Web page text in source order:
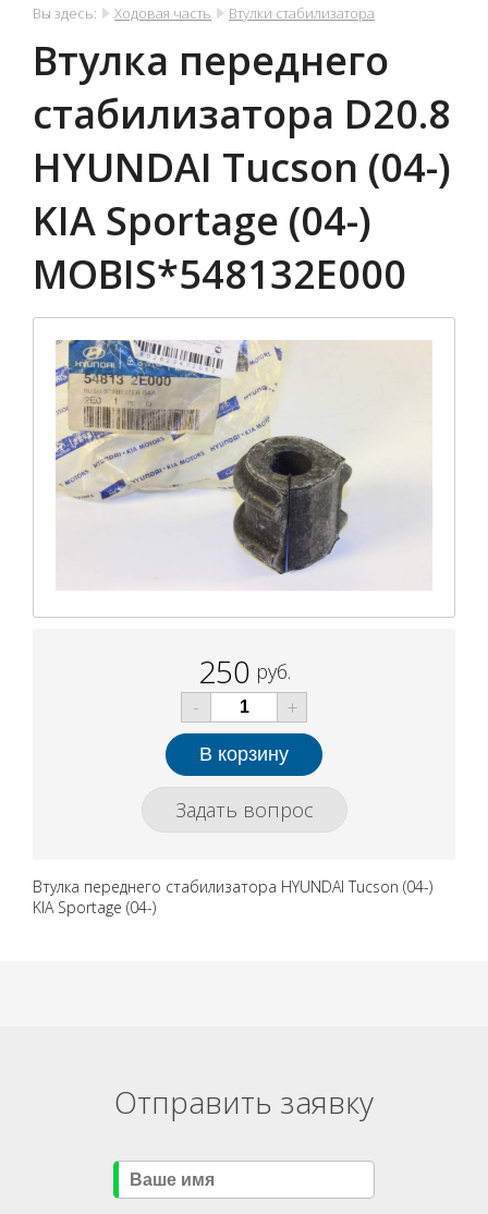
Вы здесь: Ходовая часть Втулки стабилизатора
Втулка переднего
стабилизатора D20.8
HYUNDAI Tucson (04-)
KIA Sportage (04-)
MOBIS*548132E000
250 руб.
-
+
Задать вопрос
Втулка переднего стабилизатора HYUNDAI Tucson (04-)
KIA Sportage (04-)
Отправить заявку